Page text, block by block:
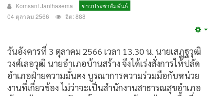
Komsant Janthasema
ข่าวประชาสัมพันธ์
04 ตุลาคม 2566
ฮิต: 888
วันอังคารที่ 3 ตุลาคม 2566 เวลา 13.30 น. นายเสฏฐวุฒิ
วงศ์เลอวุฒิ นายอำเภอบ้านสร้าง จึงได้เร่งสั่งการให้ปลัด
อำเภอฝ่ายความมั่นคง บูรณาการความร่วมมือกับหน่วย
งานที่เกี่ยวข้อง ไม่ว่าจะเป็นสำนักงานสาธารณสุขอำเภอ